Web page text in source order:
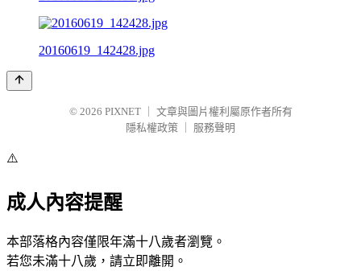
20160619_142428.jpg
© 2026 PIXNET
文章與圖片權利屬原作者所有
隱私權政策
服務聲明
⚠️
成人內容提醒
本部落格內容僅限年滿十八歲者瀏覽。
若您未滿十八歲，請立即離開。